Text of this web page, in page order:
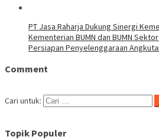
PT Jasa Raharja Dukung Sinergi
Kementerian BUMN dan BUMN
Persiapan Penyelenggaraan
Comment
Cari untuk:
Topik Populer